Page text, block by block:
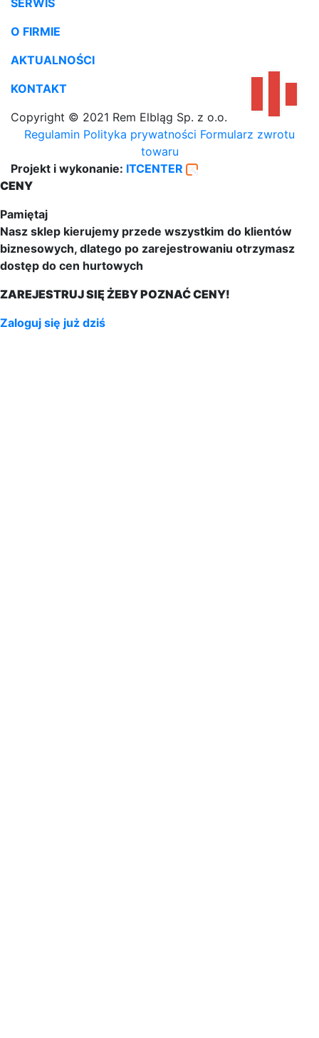
O FIRMIE
AKTUALNOŚCI
KONTAKT
Copyright © 2021 Rem Elbląg Sp. z o.o.
Regulamin Polityka prywatności Formularz zwrotu
towaru
Projekt i wykonanie: ITCENTER
CENY
Pamiętaj
Nasz sklep kierujemy przede wszystkim do klientów
biznesowych, dlatego po zarejestrowaniu otrzymasz
dostęp do cen hurtowych
ZAREJESTRUJ SIĘ ŻEBY POZNAĆ CENY!
Zaloguj się już dziś